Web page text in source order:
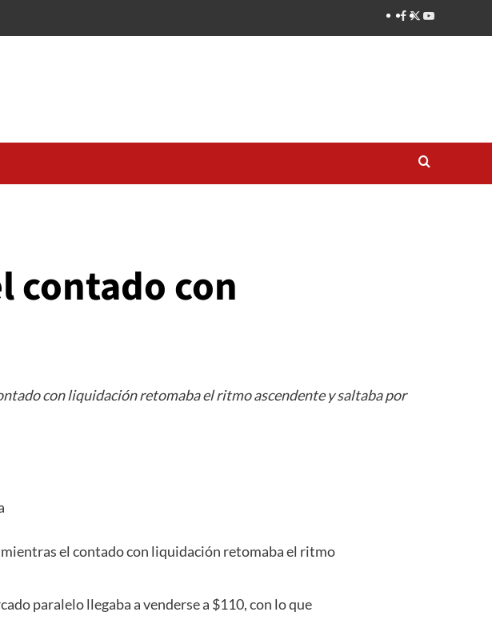
contado con
con liquidación retomaba el ritmo ascendente y saltaba por
el contado con liquidación retomaba el ritmo
paralelo llegaba a venderse a $110, con lo que